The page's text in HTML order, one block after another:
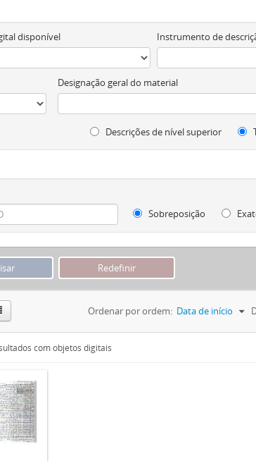
disponível Instrumento de
Designação geral do material
Descrições de nível superior
Sobreposição
Ordenar por ordem: Data de início
com objetos digitais